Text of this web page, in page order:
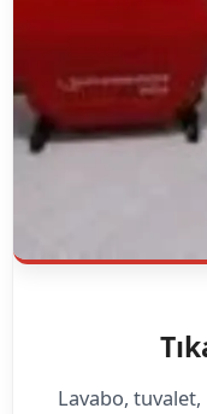
Lavabo, tuvalet,